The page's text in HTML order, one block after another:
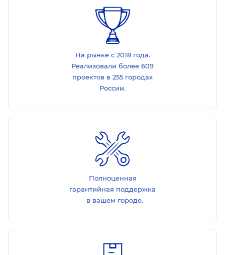
На рынке с 2018 года.
Реализовали более 609
проектов в 255 городах
России.
Полноценная
гарантийная поддержка
в вашем городе.